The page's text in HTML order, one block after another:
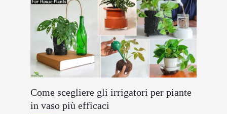
Come scegliere gli irrigatori per piante
in vaso più efficaci